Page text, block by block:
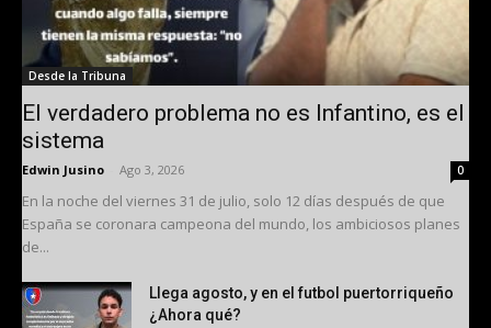
Desde la Tribuna
El verdadero problema no es Infantino, es el
sistema
Edwin Jusino Ago 3, 2026 0
En la noche del viernes 31 de julio, solo 12 días después de que
España se coronara campeona del mundo, los ambiciosos planes
de...
Llega agosto, y en el futbol puertorriqueño
¿Ahora qué?